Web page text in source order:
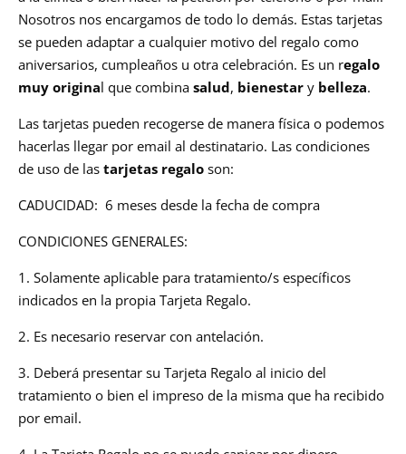
Nosotros nos encargamos de todo lo demás. Estas tarjetas
se pueden adaptar a cualquier motivo del regalo como
aniversarios, cumpleaños u otra celebración. Es un regalo
muy original que combina salud, bienestar y belleza.
Las tarjetas pueden recogerse de manera física o podemos
hacerlas llegar por email al destinatario. Las condiciones
de uso de las tarjetas regalo son:
CADUCIDAD: 6 meses desde la fecha de compra
CONDICIONES GENERALES:
1. Solamente aplicable para tratamiento/s específicos
indicados en la propia Tarjeta Regalo.
2. Es necesario reservar con antelación.
3. Deberá presentar su Tarjeta Regalo al inicio del
tratamiento o bien el impreso de la misma que ha recibido
por email.